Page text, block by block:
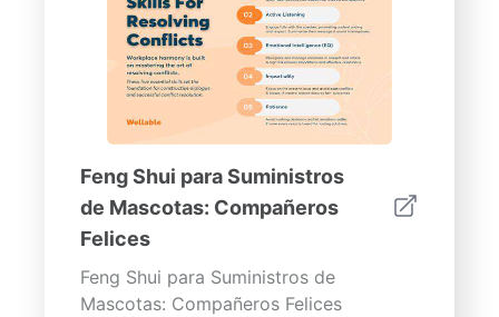
Feng Shui para Suministros
de Mascotas: Compañeros
Felices
Feng Shui para Suministros de
Mascotas: Compañeros Felices